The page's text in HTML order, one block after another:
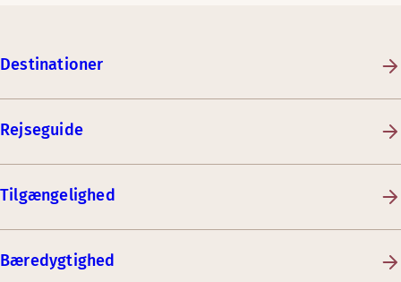
Destinationer
Rejseguide
Tilgængelighed
Bæredygtighed